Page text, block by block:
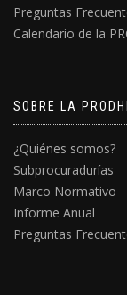
Preguntas
Calendario de la
SOBRE LA
¿Quiénes somos?
Subprocuradurías
Marco Normativo
Informe Anual
Preguntas